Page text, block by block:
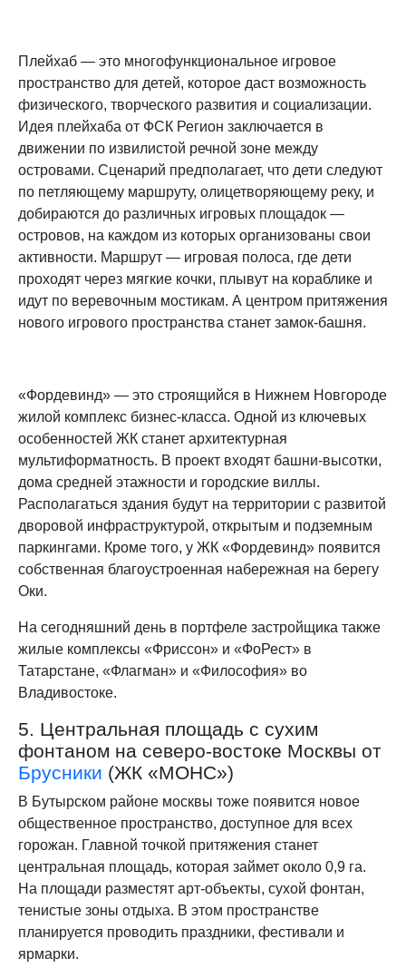
Плейхаб — это многофункциональное игровое
пространство для детей, которое даст возможность
физического, творческого развития и социализации.
Идея плейхаба от ФСК Регион заключается в
движении по извилистой речной зоне между
островами. Сценарий предполагает, что дети следуют
по петляющему маршруту, олицетворяющему реку, и
добираются до различных игровых площадок —
островов, на каждом из которых организованы свои
активности. Маршрут — игровая полоса, где дети
проходят через мягкие кочки, плывут на кораблике и
идут по веревочным мостикам. А центром притяжения
нового игрового пространства станет замок-башня.
«Фордевинд» — это строящийся в Нижнем Новгороде
жилой комплекс бизнес-класса. Одной из ключевых
особенностей ЖК станет архитектурная
мультиформатность. В проект входят башни-высотки,
дома средней этажности и городские виллы.
Располагаться здания будут на территории с развитой
дворовой инфраструктурой, открытым и подземным
паркингами. Кроме того, у ЖК «Фордевинд» появится
собственная благоустроенная набережная на берегу
Оки.
На сегодняшний день в портфеле застройщика также
жилые комплексы «Фриссон» и «ФоРест» в
Татарстане, «Флагман» и «Философия» во
Владивостоке.
5. Центральная площадь с сухим
фонтаном на северо-востоке Москвы от
Брусники (ЖК «МОНС»)
В Бутырском районе москвы тоже появится новое
общественное пространство, доступное для всех
горожан. Главной точкой притяжения станет
центральная площадь, которая займет около 0,9 га.
На площади разместят арт-объекты, сухой фонтан,
тенистые зоны отдыха. В этом пространстве
планируется проводить праздники, фестивали и
ярмарки.